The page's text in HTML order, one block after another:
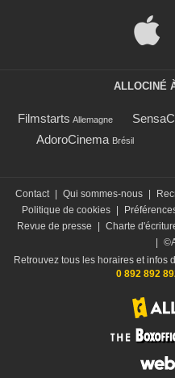
ALLOCINÉ
Filmstarts Allemagne
AdoroCinema Brésil
Contact Qui sommes-nous
Politique de cookies
Revue de presse
Charte
Retrouvez tous les horaires et infos
0 892 892